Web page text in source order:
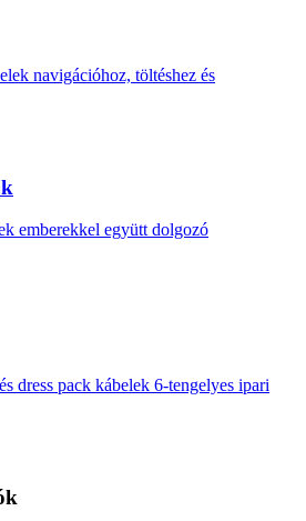
navigációhoz, töltéshez és
emberekkel együtt dolgozó
dress pack kábelek 6-tengelyes ipari